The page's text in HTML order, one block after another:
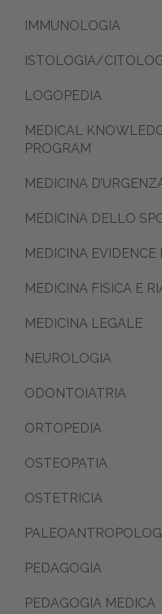
IMMUNOLOGIA
ISTOLOGIA/
LOGOPEDIA
MEDICAL
PROGRAM
MEDICINA
MEDICINA DELLO
MEDICINA EVIDENCE
MEDICINA FISICA E
MEDICINA LEGALE
NEUROLOGIA
ODONTOIATRIA
ORTOPEDIA
OSTEOPATIA
OSTETRICIA
PEDAGOGIA
PEDAGOGIA MEDICA